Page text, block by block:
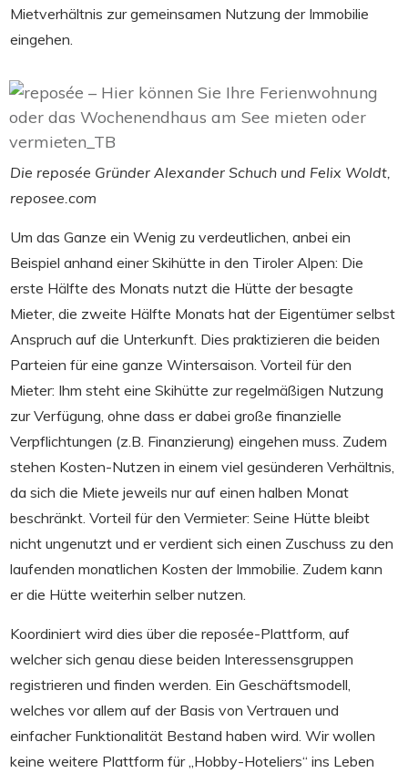
Mietverhältnis zur gemeinsamen Nutzung der Immobilie
eingehen.
Die reposée Gründer Alexander Schuch und Felix Woldt,
reposee.com
Um das Ganze ein Wenig zu verdeutlichen, anbei ein
Beispiel anhand einer Skihütte in den Tiroler Alpen: Die
erste Hälfte des Monats nutzt die Hütte der besagte
Mieter, die zweite Hälfte Monats hat der Eigentümer selbst
Anspruch auf die Unterkunft. Dies praktizieren die beiden
Parteien für eine ganze Wintersaison. Vorteil für den
Mieter: Ihm steht eine Skihütte zur regelmäßigen Nutzung
zur Verfügung, ohne dass er dabei große finanzielle
Verpflichtungen (z.B. Finanzierung) eingehen muss. Zudem
stehen Kosten-Nutzen in einem viel gesünderen Verhältnis,
da sich die Miete jeweils nur auf einen halben Monat
beschränkt. Vorteil für den Vermieter: Seine Hütte bleibt
nicht ungenutzt und er verdient sich einen Zuschuss zu den
laufenden monatlichen Kosten der Immobilie. Zudem kann
er die Hütte weiterhin selber nutzen.
Koordiniert wird dies über die reposée-Plattform, auf
welcher sich genau diese beiden Interessensgruppen
registrieren und finden werden. Ein Geschäftsmodell,
welches vor allem auf der Basis von Vertrauen und
einfacher Funktionalität Bestand haben wird. Wir wollen
keine weitere Plattform für „Hobby-Hoteliers“ ins Leben